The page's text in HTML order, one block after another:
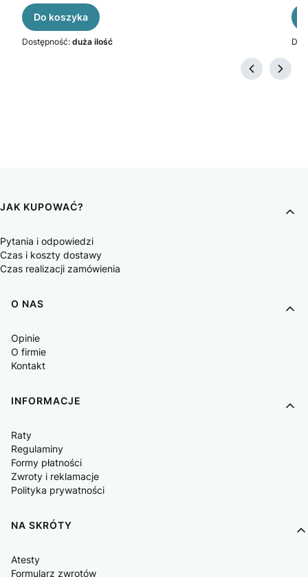
Do koszyka
Dostępność: duża ilość
JAK KUPOWAĆ?
Pytania i odpowiedzi
Czas i koszty dostawy
Czas realizacji zamówienia
O NAS
Opinie
O firmie
Kontakt
INFORMACJE
Raty
Regulaminy
Formy płatności
Zwroty i reklamacje
Polityka prywatności
NA SKRÓTY
Atesty
Formularz zwrotów